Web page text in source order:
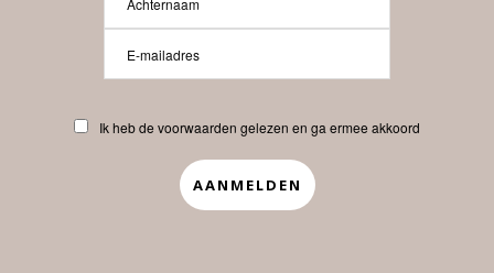
Instagram Facebook
debeautyprofessional
Ik heb de voorwaarden gelezen en ga ermee akkoord